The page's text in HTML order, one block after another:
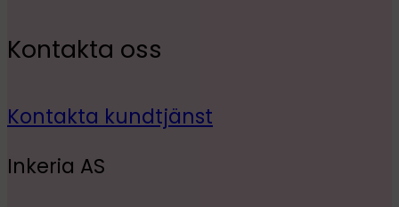
Kontakta oss
Kontakta kundtjänst
Inkeria AS